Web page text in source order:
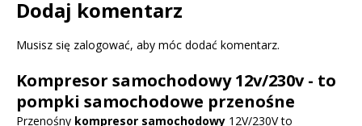
Dodaj komentarz
Musisz się zalogować, aby móc dodać komentarz.
Kompresor samochodowy 12v/230v - to
pompki samochodowe przenośne
Przenośny kompresor samochodowy 12V/230V to